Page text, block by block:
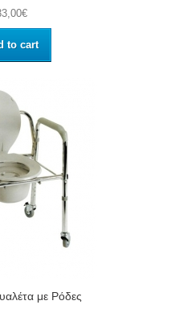
to cart
με Ρόδες